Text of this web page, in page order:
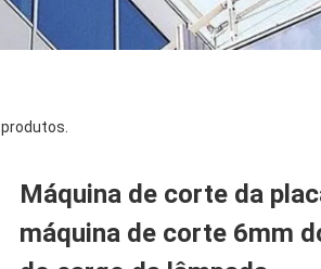
produtos.
Máquina de corte da
máquina de corte 6mm